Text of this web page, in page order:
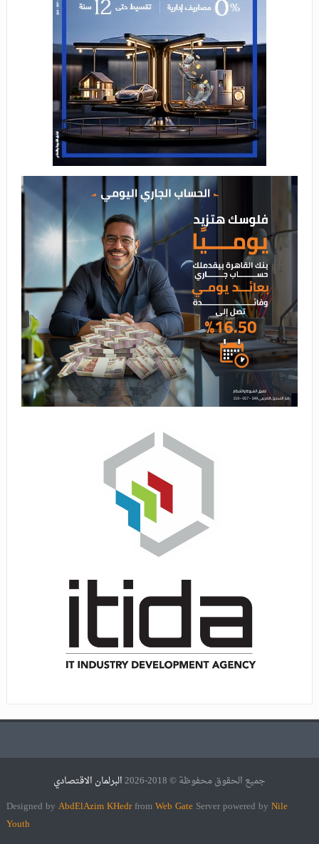
جميع الحقوق محفوظة © 2018-2026
البرلمان الاقتصادي
Designed by AbdElAzim KHedrfromWeb Gate Server powered by Nile
Youth